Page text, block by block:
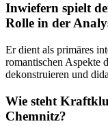
Inwiefern spielt
Rolle in der
Er dient als primäres
romantischen Aspekte
dekonstruieren und
Wie steht
Chemnitz?